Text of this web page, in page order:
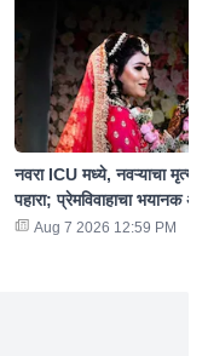
नवरा ICU मध्ये, नवऱ्याचा
पहारा; प्रेमविवाहाचा भयानक अंत
Aug 7 2026 12:59 PM